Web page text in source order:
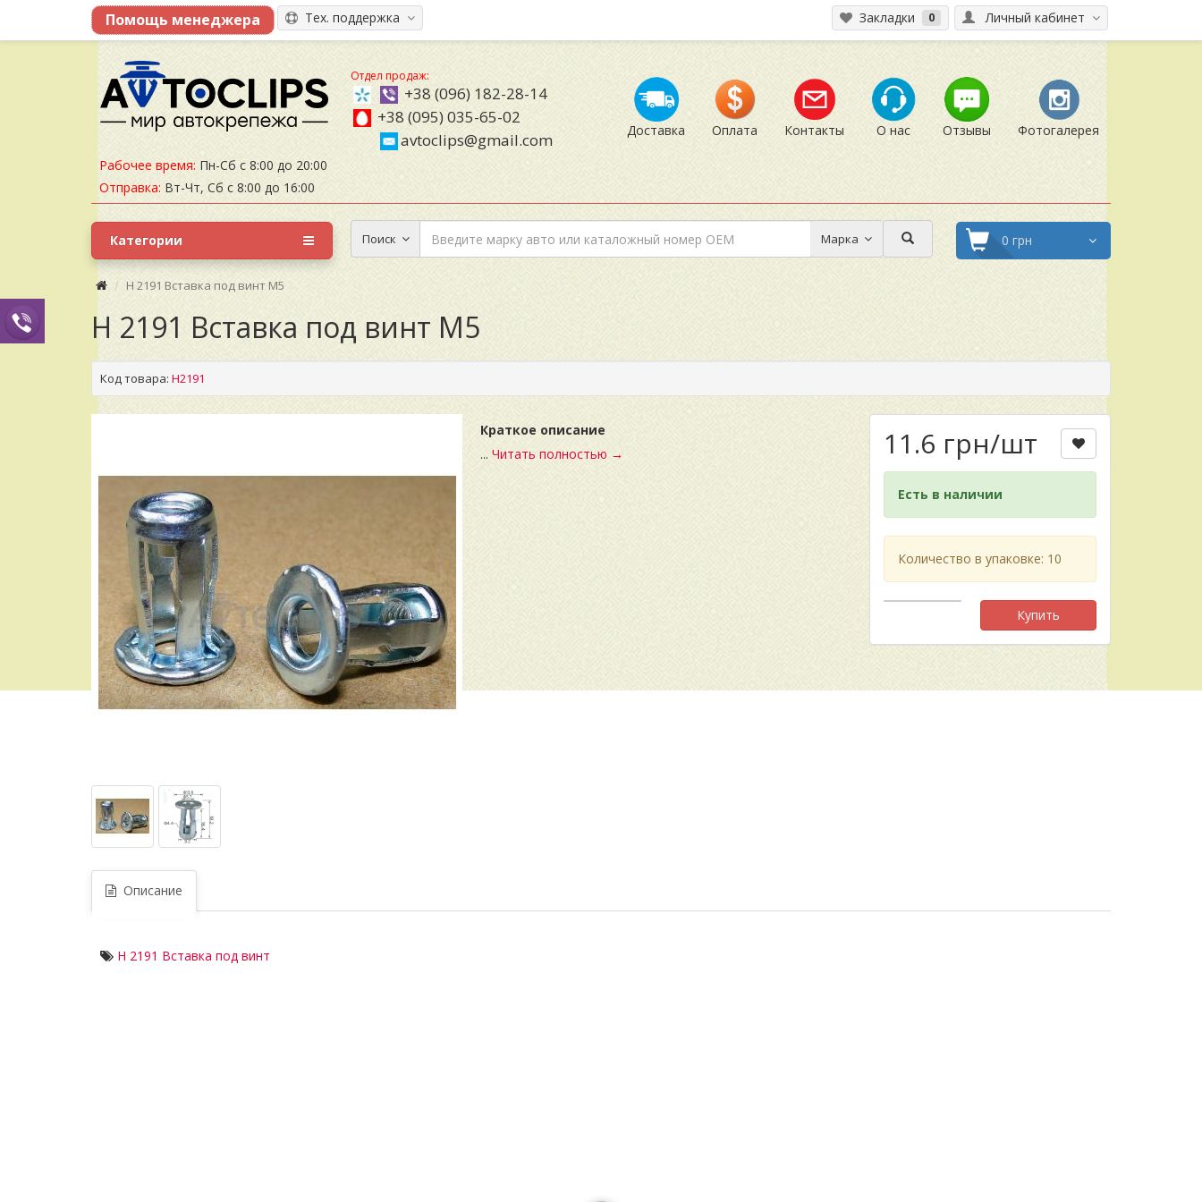
Личный кабинет
Тех. поддержка Закладки 0
Рабочее время: Пн-Сб с 8:00 до 20:00
Отправка: Вт-Чт, Сб с 8:00 до 16:00
Отдел продаж:
+38 (096) 182-28-14
+38 (095) 035-65-02
avtoclips@gmail.com
Доставка Оплата Контакты О нас Отзывы Фотогалерея
Поиск Марка 0 грн
Категории
H 2191 Вставка под винт М5
H 2191 Вставка под винт М5
Код товара: H2191
Краткое описание
... Читать полностью → 11.6 грн/шт
Есть в наличии
Количество в упаковке: 10
Купить
Описание
H 2191 Вставка под винт